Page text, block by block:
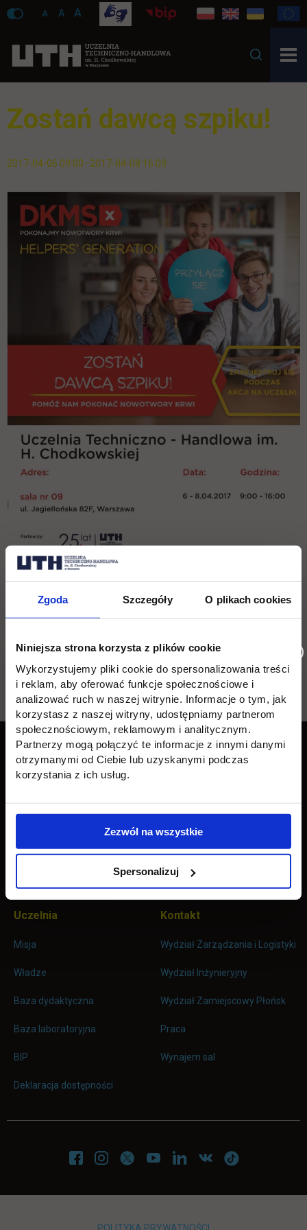
Zgoda Szczegóły O plikach cookies
Niniejsza strona korzysta z plików cookie
Wykorzystujemy pliki cookie do spersonalizowania treści
i reklam, aby oferować funkcje społecznościowe i
analizować ruch w naszej witrynie. Informacje o tym, jak
korzystasz z naszej witryny, udostępniamy partnerom
społecznościowym, reklamowym i analitycznym.
Partnerzy mogą połączyć te informacje z innymi danymi
otrzymanymi od Ciebie lub uzyskanymi podczas
korzystania z ich usług.
Zezwól na wszystkie
Spersonalizuj
A A A
Zostań dawcą szpiku!
2017-04-06 09:00–2017-04-08 16:00
Lokacja: Kampus Jagiellońska 82F
Wróć
Pomiń
stopkę
Informacje w stopce
Edukacja
Licencjackie
Magisterskie
Student
Wirtualna uczelnia
Biblioteka
Opłaty
Uczelnia
Misja
Władze
Baza dydaktyczna
Baza laboratoryjna
BIP
Deklaracja dostępności
Kontakt
Wydział Zarządzania i Logistyki
Wydział Inżynieryjny
Wydział Zamiejscowy Płońsk
Praca
Wynajem sal